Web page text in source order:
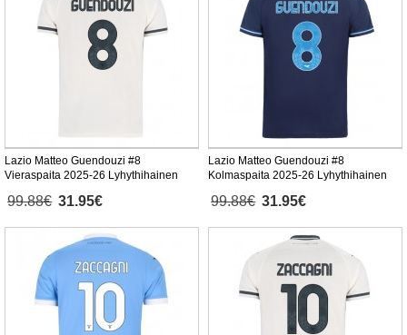
Lazio Matteo Guendouzi #8
Vieraspaita 2025-26 Lyhythihainen
99.88€ 31.95€
Lazio Matteo Guendouzi #8
Kolmaspaita 2025-26 Lyhythihainen
99.88€ 31.95€